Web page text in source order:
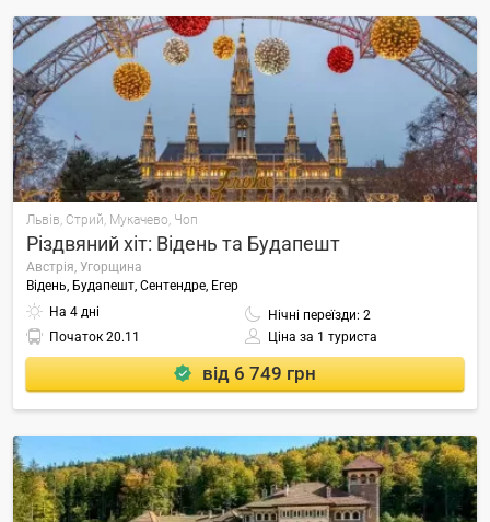
Львів, Стрий, Мукачево, Чоп
Різдвяний хіт: Відень та Будапешт
Австрія, Угорщина
Відень, Будапешт, Сентендре, Егер
На 4 дні
Нічні переїзди: 2
Початок 20.11 Ціна за 1 туриста
від 6 749 грн